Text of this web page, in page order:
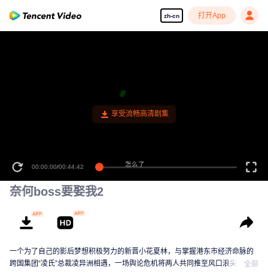
zh-cn 打开App
00:00:00/00:44:42 怎么了
奈何boss要娶我2
一个为了自己的影后梦想积极努力的新晋小花夏林，与掌握港东市经济命脉的
跨国集团“凌氏”总裁凌异洲相遇，一场舆论危机将两人共同推至风口浪尖，无论
全部